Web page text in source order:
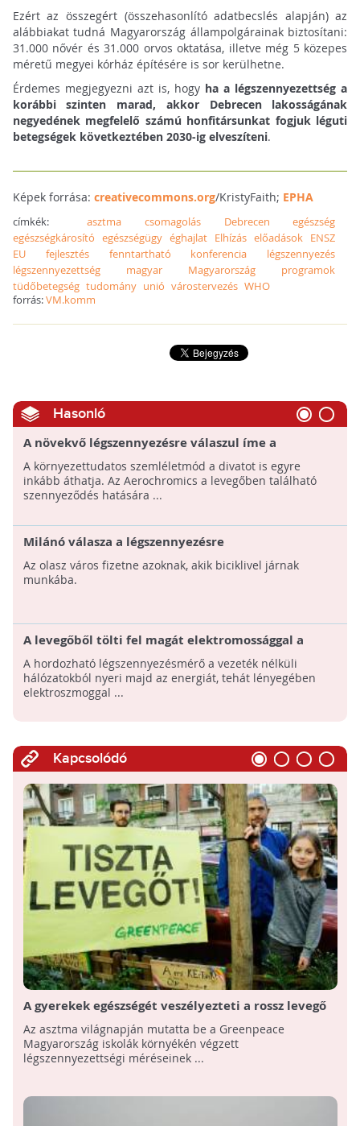
Ezért az összegért (összehasonlító adatbecslés alapján) az
alábbiakat tudná Magyarország állampolgárainak biztosítani:
31.000 nővér és 31.000 orvos oktatása, illetve még 5 közepes
méretű megyei kórház építésére is sor kerülhetne.
Érdemes megjegyezni azt is, hogy ha a légszennyezettség a
korábbi szinten marad, akkor Debrecen lakosságának
negyedének megfelelő számú honfitársunkat fogjuk léguti
betegségek következtében 2030-ig elveszíteni.
Képek forrása: creativecommons.org/KristyFaith; EPHA
címkék:asztma csomagolás Debrecen
egészség
egészségkárosító egészségügy éghajlat Elhízás előadások
ENSZ
EU
fejlesztés fenntartható konferencia
légszennyezés
légszennyezettség
magyar Magyarország
programok
tüdőbetegség tudomány unió várostervezés WHO
forrás:VM.komm
Hasonló
A növekvő légszennyezésre válaszul íme a
szmogjelző ruha!
A környezettudatos szemléletmód a divatot is egyre
inkább áthatja. Az Aerochromics a levegőben található
szennyeződés hatására ...
Milánó válasza a légszennyezésre
Az olasz város fizetne azoknak, akik biciklivel járnak
munkába.
A levegőből tölti fel magát elektromossággal a
személyi légszennyezésmérő!
A hordozható légszennyezésmérő a vezeték nélküli
hálózatokból nyeri majd az energiát, tehát lényegében
elektroszmoggal ...
Kapcsolódó
A gyerekek egészségét veszélyezteti a rossz levegő
az iskolák környékén
Az asztma világnapján mutatta be a Greenpeace
Magyarország iskolák környékén végzett
légszennyezettségi méréseinek ...